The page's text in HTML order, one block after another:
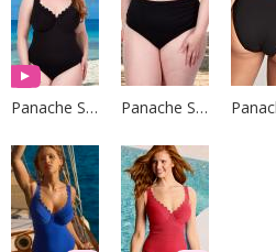
Panache Swim Panache Swim